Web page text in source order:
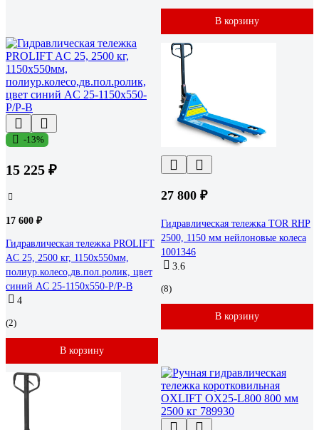
В корзину
-13%
15 225 ₽
17 600 ₽
Гидравлическая тележка PROLIFT
AC 25, 2500 кг, 1150х550мм,
полиур.колесо,дв.пол.ролик, цвет
синий AC 25-1150x550-P/P-B
4
(2)
В корзину
27 800 ₽
Гидравлическая тележка TOR RHP
2500, 1150 мм нейлоновые колеса
1001346
3.6
(8)
В корзину